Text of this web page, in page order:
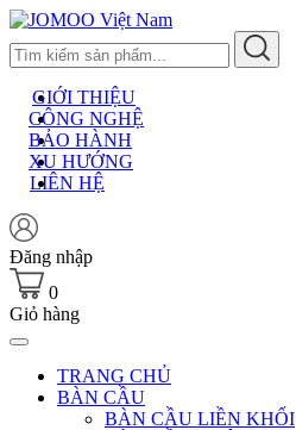
Skip
to
content
GIỚI THIỆU
CÔNG NGHỆ
BẢO HÀNH
XU HƯỚNG
LIÊN HỆ
Đăng nhập
0
Giỏ hàng
TRANG CHỦ
BÀN CẦU
BÀN CẦU LIỀN KHỐI